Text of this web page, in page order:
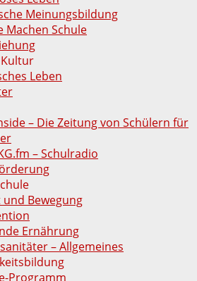
Meinungsbildung
Machen Schule
Leben
– Die Zeitung von Schülern für
– Schulradio
Bewegung
Ernährung
– Allgemeines
Programm